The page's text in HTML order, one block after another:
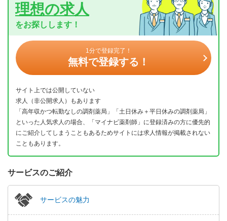
理想の求人
をお探しします！
1分で登録完了！
無料で登録する！
サイト上では公開していない
求人（非公開求人）もあります
「高年収かつ転勤なしの調剤薬局」「土日休み＋平日休みの調剤薬局」
といった人気求人の場合、「マイナビ薬剤師」に登録済みの方に優先的
にご紹介してしまうこともあるためサイトには求人情報が掲載されない
こともあります。
サービスのご紹介
サービスの魅力